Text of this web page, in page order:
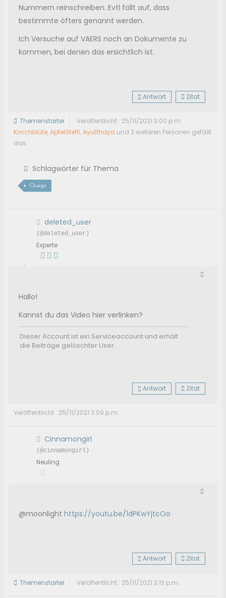
Nummern reinschreiben. Evtl fällt auf, dass
bestimmte öfters genannt werden.
Ich Versuche auf VAERS noch an Dokumente zu
kommen, bei denen das ersichtlich ist.
Antwort Zitat
Themenstarter
Veröffentlicht : 25/11/2021 3:00 p.m.
Kirschblüte,ApfelSteffi,Ayutthaya und 3 weiteren Personen gefällt
das
Schlagwörter für Thema
Charge
deleted_user
(@deleted_user)
Experte
Hallo!
Kannst du das Video hier verlinken?
Dieser Account ist ein Serviceaccount und erhält
die Beiträge gelöschter User.
Antwort Zitat
Veröffentlicht : 25/11/2021 3:09 p.m.
Cinnamongirl
(@cinnamongirl)
Neuling
@moonlighthttps://youtu.be/1dPKwYjtcOo
Antwort Zitat
Themenstarter Veröffentlicht : 25/11/2021 3:13 p.m.